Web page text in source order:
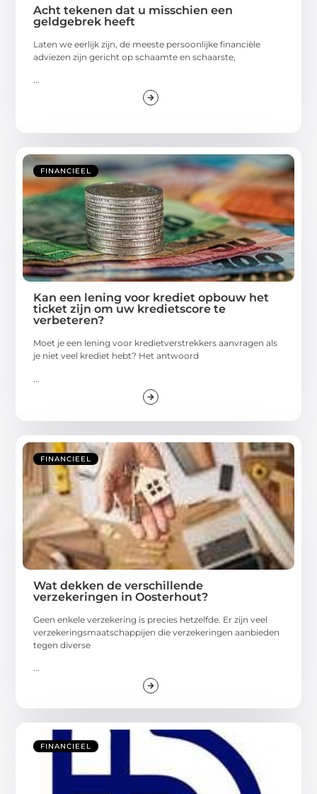
Acht tekenen dat u misschien een
geldgebrek heeft
Laten we eerlijk zijn, de meeste persoonlijke financiële
adviezen zijn gericht op schaamte en schaarste,
...
FINANCIEEL
Kan een lening voor krediet opbouw het
ticket zijn om uw kredietscore te
verbeteren?
Moet je een lening voor kredietverstrekkers aanvragen als
je niet veel krediet hebt? Het antwoord
FINANCIEEL
Wat dekken de verschillende
verzekeringen in Oosterhout?
Geen enkele verzekering is precies hetzelfde. Er zijn veel
verzekeringsmaatschappijen die verzekeringen aanbieden
tegen diverse
FINANCIEEL